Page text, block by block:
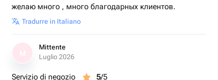
желаю много , много благодарных клиентов.
Tradurre in Italiano
Mittente
Luglio 2026
Servizio di negozio 5/5